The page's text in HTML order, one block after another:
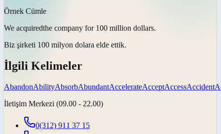
Örnek Cümle
We acquiredthe company for 100 million dollars.
Biz şirketi 100 milyon dolara elde ettik.
İlgili Kelimeler
AbandonAbilityAbsorbAbundantAccelerateAcceptAccessAccident
İletişim Merkezi (09.00 - 22.00)
0(312) 911 37 15